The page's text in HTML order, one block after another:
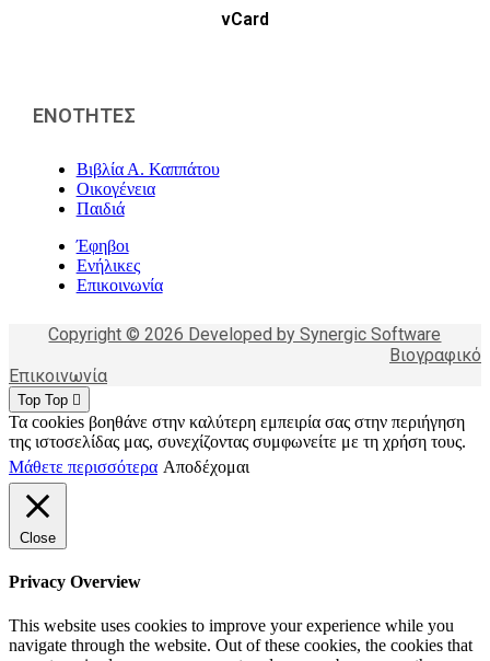
vCard
ΕΝΟΤΗΤΕΣ
Βιβλία Α. Καππάτου
Οικογένεια
Παιδιά
Έφηβοι
Ενήλικες
Επικοινωνία
Copyright © 2026 Developed by Synergic Software
Βιογραφικό
Επικοινωνία
Top Top
Τα cookies βοηθάνε στην καλύτερη εμπειρία σας στην περιήγηση
της ιστοσελίδας μας, συνεχίζοντας συμφωνείτε με τη χρήση τους.
Μάθετε περισσότερα Αποδέχομαι
Close
Privacy Overview
This website uses cookies to improve your experience while you
navigate through the website. Out of these cookies, the cookies that